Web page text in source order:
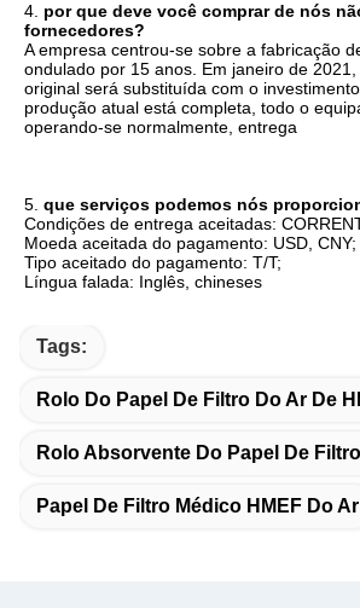
4. por que deve você comprar de nós
fornecedores?
A empresa centrou-se sobre a fabricação
ondulado por 15 anos. Em janeiro de
original será substituída com o
produção atual está completa, todo o
operando-se normalmente, entrega
5. que serviços podemos nós
Condições de entrega aceitadas:
Moeda aceitada do pagamento: USD, CNY;
Tipo aceitado do pagamento: T/T;
Língua falada: Inglês, chineses
Tags:
Rolo Do Papel De Filtro Do Ar De
Rolo Absorvente Do Papel De Filtro
Papel De Filtro Médico HMEF Do Ar